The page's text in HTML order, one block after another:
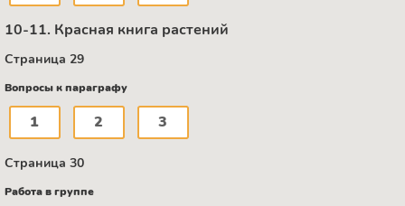
10-11. Красная книга растений
Страница 29
Вопросы к параграфу
1 2 3
Страница 30
Работа в группе